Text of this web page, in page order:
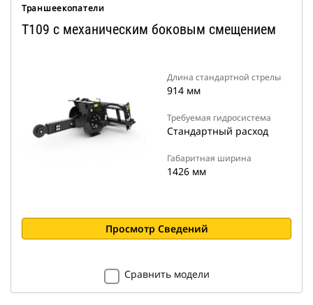
Траншеекопатели
T109 с механическим боковым смещением
Длина стандартной стрелы
914 мм
Требуемая гидросистема
Стандартный расход
Габаритная ширина
1426 мм
Просмотр Сведений
Сравнить модели